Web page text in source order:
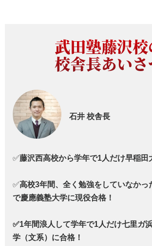
武田塾藤沢校
校舎長あいさ
石井 校舎長
✅藤沢西高校から学年で1人だけ早稲田
✅高校3年間、全く勉強をしていなかっ
で慶應義塾大学に現役合格！
✅1年間浪人して学年で1人だけ七里ガ
学（文系）に合格！